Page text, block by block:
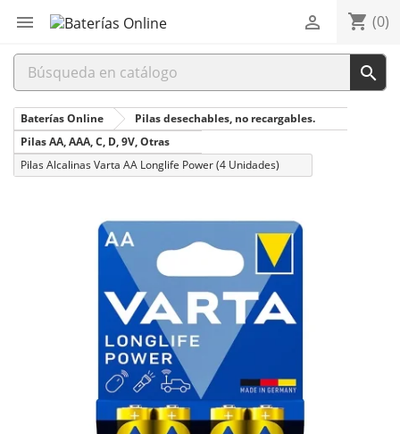
 shopping_cart (0)


Baterías Online
Pilas desechables, no recargables.
Pilas AA, AAA, C, D, 9V, Otras
Pilas Alcalinas Varta AA Longlife Power (4 Unidades)